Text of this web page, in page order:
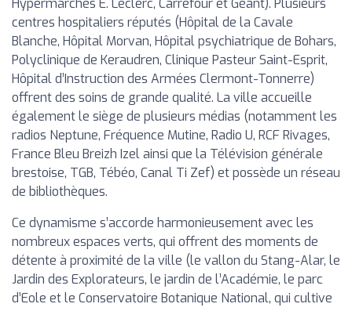
Hypermarchés E. Leclerc, Carrefour et Géant). Plusieurs
centres hospitaliers réputés (Hôpital de la Cavale
Blanche, Hôpital Morvan, Hôpital psychiatrique de Bohars,
Polyclinique de Keraudren, Clinique Pasteur Saint-Esprit,
Hôpital d’Instruction des Armées Clermont-Tonnerre)
offrent des soins de grande qualité. La ville accueille
également le siège de plusieurs médias (notamment les
radios Neptune, Fréquence Mutine, Radio U, RCF Rivages,
France Bleu Breizh Izel ainsi que la Télévision générale
brestoise, TGB, Tébéo, Canal Ti Zef) et possède un réseau
de bibliothèques.
Ce dynamisme s’accorde harmonieusement avec les
nombreux espaces verts, qui offrent des moments de
détente à proximité de la ville (le vallon du Stang-Alar, le
Jardin des Explorateurs, le jardin de l’Académie, le parc
d’Eole et le Conservatoire Botanique National, qui cultive